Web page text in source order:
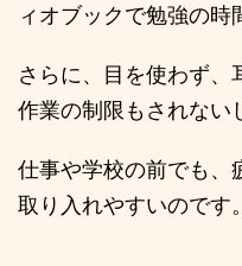
ィオブックで勉強の時
さらに、目を使わず、
作業の制限もされない
仕事や学校の前でも、
取り入れやすいのです。